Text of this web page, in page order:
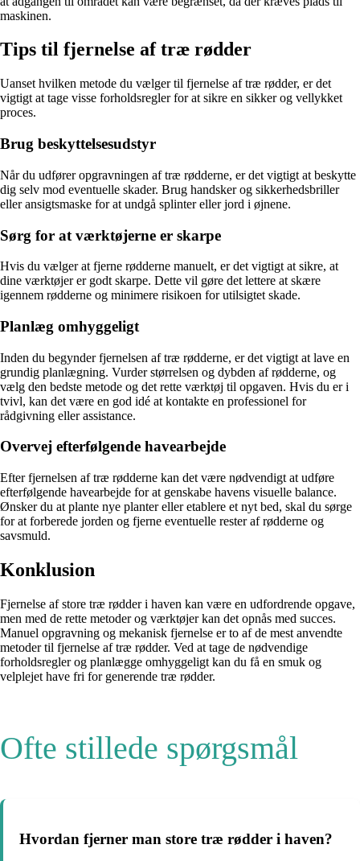
maskinen.
Tips til fjernelse af træ rødder
Uanset hvilken metode du vælger til fjernelse af træ rødder, er det
vigtigt at tage visse forholdsregler for at sikre en sikker og vellykket
proces.
Brug beskyttelsesudstyr
Når du udfører opgravningen af træ rødderne, er det vigtigt at beskytte
dig selv mod eventuelle skader. Brug handsker og sikkerhedsbriller
eller ansigtsmaske for at undgå splinter eller jord i øjnene.
Sørg for at værktøjerne er skarpe
Hvis du vælger at fjerne rødderne manuelt, er det vigtigt at sikre, at
dine værktøjer er godt skarpe. Dette vil gøre det lettere at skære
igennem rødderne og minimere risikoen for utilsigtet skade.
Planlæg omhyggeligt
Inden du begynder fjernelsen af træ rødderne, er det vigtigt at lave en
grundig planlægning. Vurder størrelsen og dybden af rødderne, og
vælg den bedste metode og det rette værktøj til opgaven. Hvis du er i
tvivl, kan det være en god idé at kontakte en professionel for
rådgivning eller assistance.
Overvej efterfølgende havearbejde
Efter fjernelsen af træ rødderne kan det være nødvendigt at udføre
efterfølgende havearbejde for at genskabe havens visuelle balance.
Ønsker du at plante nye planter eller etablere et nyt bed, skal du sørge
for at forberede jorden og fjerne eventuelle rester af rødderne og
savsmuld.
Konklusion
Fjernelse af store træ rødder i haven kan være en udfordrende opgave,
men med de rette metoder og værktøjer kan det opnås med succes.
Manuel opgravning og mekanisk fjernelse er to af de mest anvendte
metoder til fjernelse af træ rødder. Ved at tage de nødvendige
forholdsregler og planlægge omhyggeligt kan du få en smuk og
velplejet have fri for generende træ rødder.
Ofte stillede spørgsmål
Hvordan fjerner man store træ rødder i haven?